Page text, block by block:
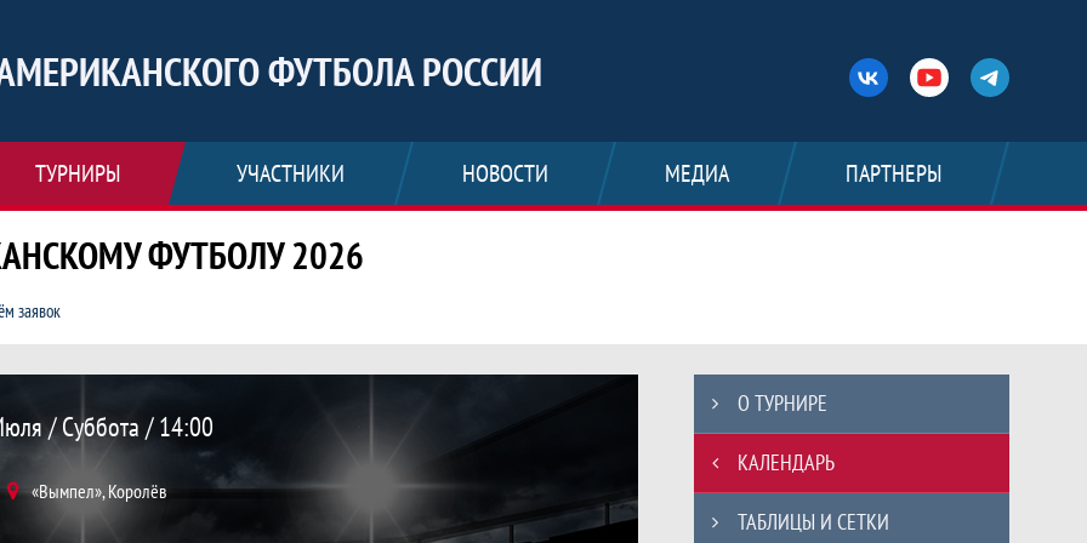
ФУТБОЛА РОССИИ
ТУРНИРЫ УЧАСТНИКИ НОВОСТИ МЕДИА ПАРТНЕРЫ
ФУТБОЛУ 2026
заявок
21 : 13 Кэпитал Шаркс, Чемпионат России по американскому
/ Суббота / 14:00
«Вымпел», Королёв
О ТУРНИРЕ
КАЛЕНДАРЬ
ТАБЛИЦЫ И СЕТКИ